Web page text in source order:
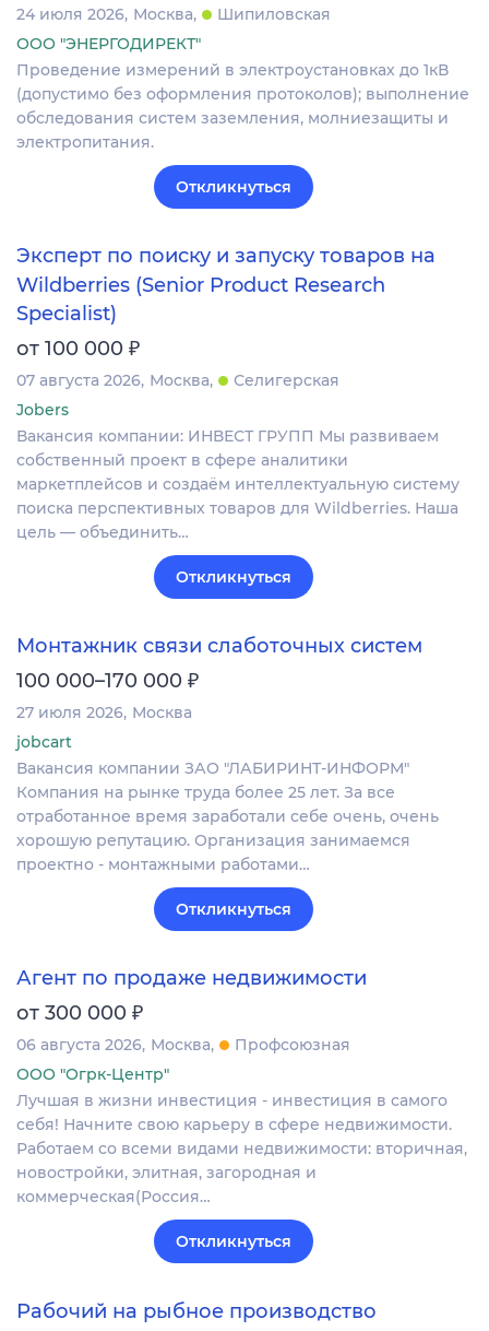
24 июля 2026 Москва
Шипиловская
ООО "ЭНЕРГОДИРЕКТ"
Проведение измерений в электроустановках до 1кВ
(допустимо без оформления протоколов); выполнение
обследования систем заземления, молниезащиты и
электропитания.
Откликнуться
Эксперт по поиску и запуску товаров на
Wildberries (Senior Product Research
Specialist)
от 100 000 ₽
07 августа 2026 Москва
Селигерская
Jobers
Вакансия компании: ИНВЕСТ ГРУПП Мы развиваем
собственный проект в сфере аналитики
маркетплейсов и создаём интеллектуальную систему
поиска перспективных товаров для Wildberries. Наша
цель — объединить…
Откликнуться
Монтажник связи слаботочных систем
100 000–170 000 ₽
27 июля 2026 Москва
jobcart
Вакансия компании ЗАО "ЛАБИРИНТ-ИНФОРМ"
Компания на рынке труда более 25 лет. За все
отработанное время заработали себе очень, очень
хорошую репутацию. Организация занимаемся
проектно - монтажными работами…
Откликнуться
Агент по продаже недвижимости
от 300 000 ₽
06 августа 2026 Москва
Профсоюзная
ООО "Огрк-Центр"
Лучшая в жизни инвестиция - инвестиция в самого
себя! Начните свою карьеру в сфере недвижимости.
Работаем со всеми видами недвижимости: вторичная,
новостройки, элитная, загородная и
коммерческая(Россия…
Откликнуться
Рабочий на рыбное производство